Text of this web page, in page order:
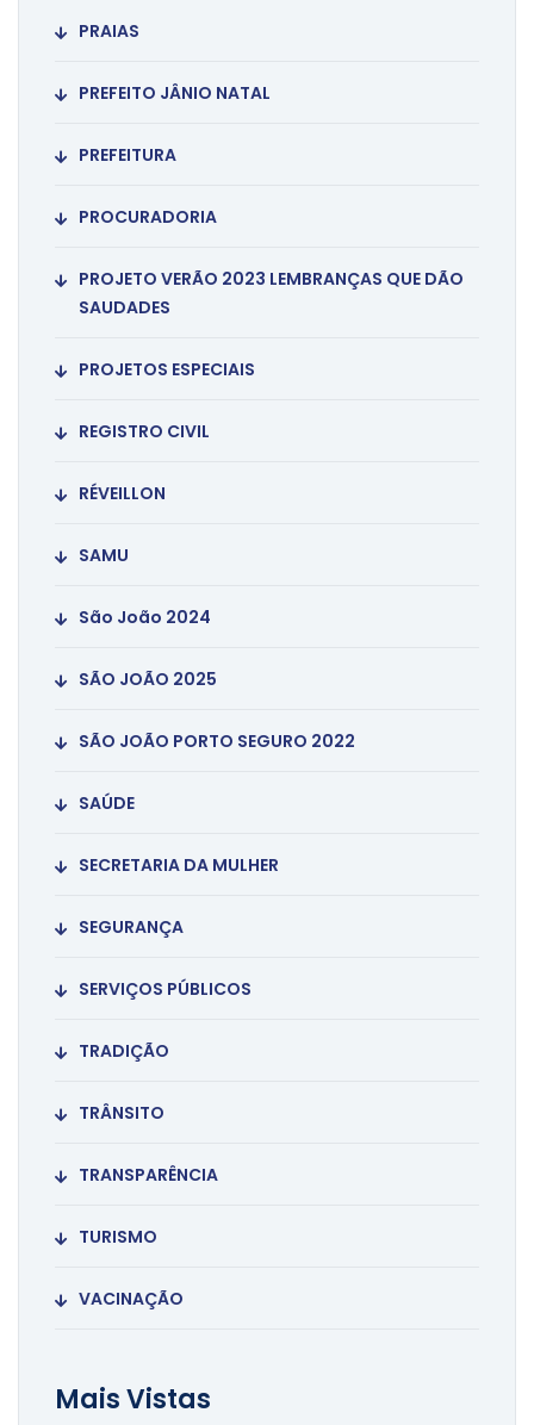
PRAIAS
PREFEITO JÂNIO NATAL
PREFEITURA
PROCURADORIA
PROJETO VERÃO 2023 LEMBRANÇAS QUE DÃO
SAUDADES
PROJETOS ESPECIAIS
REGISTRO CIVIL
RÉVEILLON
SAMU
São João 2024
SÃO JOÃO 2025
SÃO JOÃO PORTO SEGURO 2022
SAÚDE
SECRETARIA DA MULHER
SEGURANÇA
SERVIÇOS PÚBLICOS
TRADIÇÃO
TRÂNSITO
TRANSPARÊNCIA
TURISMO
VACINAÇÃO
Mais Vistas